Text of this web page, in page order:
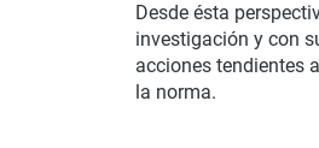
Desde ésta
investigación y con
acciones tendientes
la norma.